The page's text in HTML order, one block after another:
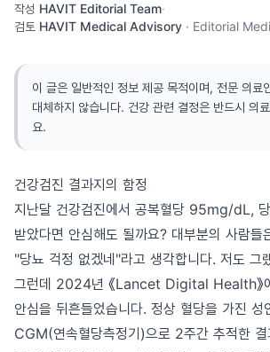
작성 HAVIT Editorial Team·
검토 HAVIT Medical Advisory · Editorial
이 글은 일반적인 정보 제공 목적이며, 전문 의료
대체하지 않습니다. 건강 관련 결정은 반드시 의
요.
건강검진 결과지의 함정
지난달 건강검진에서 공복혈당 95mg/dL,
받았다면 안심해도 될까요? 대부분의 사람들
"당뇨 걱정 없겠네"라고 생각합니다. 저도 그
그런데 2024년 《Lancet Digital Health》
안심을 뒤흔들었습니다. 정상 혈당을 가진
CGM(연속혈당측정기)으로 2주간 추적한